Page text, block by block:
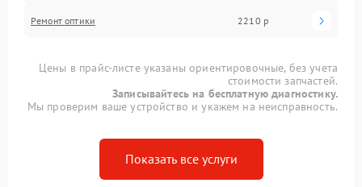
Ремонт оптики 2210 р
Цены в прайс-листе указаны ориентировочные, без учета
стоимости запчастей.
Записывайтесь на бесплатную диагностику.
Мы проверим ваше устройство и укажем на неисправность.
Показать все услуги